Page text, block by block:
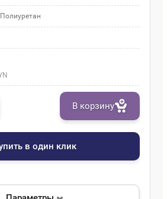
Полиуретан
В корзину
в один клик